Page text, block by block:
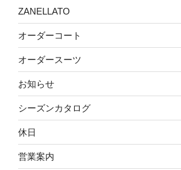
ZANELLATO
オーダーコート
オーダースーツ
お知らせ
シーズンカタログ
休日
営業案内